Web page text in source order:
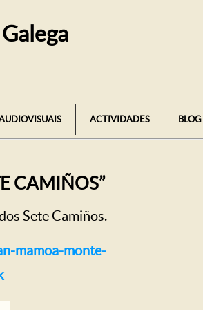
ACTIVIDADES BLOG
CAMIÑOS”
Sete Camiños.
mamoa-monte-